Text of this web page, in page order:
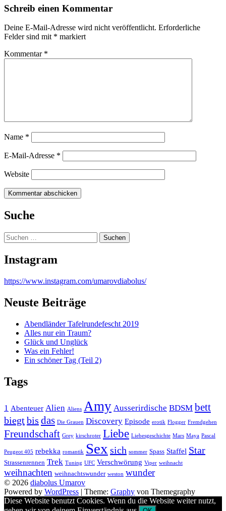
Schreib einen Kommentar
Deine E-Mail-Adresse wird nicht veröffentlicht. Erforderliche
Felder sind mit * markiert
Kommentar *
Name *
E-Mail-Adresse *
Website
Suche
Suchen
nach:
Instagram
https://www.instagram.com/umarovdiabolus/
Neuste Beiträge
Abendländer Tafelrundefescht 2019
Alles nur ein Traum?
Glück und Unglück
Was ein Fehler!
Ein schöner Tag (Teil 2)
Tags
1 Abenteuer Alien Aliens Amy Ausserirdische BDSM bett
biegtbis das Die Grauen Discovery Episode erotik Flogger Fremdgehen
Freundschaft Grey kirschroter Liebe Liebesgeschichte Mars Maya Pascal
Peugeot 405 rebekka romantik Sex sich sommer Spass Staffel Star
Strassenrennen Trek Tuning UFC Verschwörung Viper weihnacht
weihnachten weihnachtswunder weston wunder
© 2026 diabolus Umarov
Powered by WordPress | Theme: Graphy von Themegraphy
Diese Website benutzt Cookies. Wenn du die Website weiter nutzt,